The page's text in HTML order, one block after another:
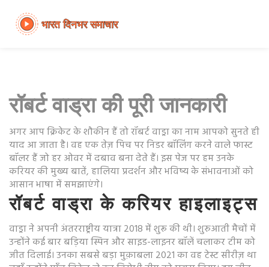
रॉबर्ट वाड्रा की पूरी जानकारी
अगर आप क्रिकेट के शौकीन हैं तो रॉबर्ट वाड्रा का नाम आपको सुनते ही
याद आ जाता है। वह एक तेज़ पिच पर निडर बॉलिंग करने वाले फास्ट
बॉलर हैं जो हर ओवर में दबाव बना देते हैं। इस पेज पर हम उनके
करियर की मुख्य बातें, हालिया प्रदर्शन और भविष्य के संभावनाओं को
आसान भाषा में समझाएंगे।
रॉबर्ट वाड्रा के करियर हाइलाइट्स
वाड्रा ने अपनी अंतरराष्ट्रीय यात्रा 2018 में शुरू की थी। शुरुआती मैचों में
उन्होंने कई बार बड़िया स्पिन और साइड-लाइनर बॉलें चलाकर टीम को
जीत दिलाई। उनका सबसे बड़ा मुक़ाबला 2021 का वह टेस्ट सीरीज़ था